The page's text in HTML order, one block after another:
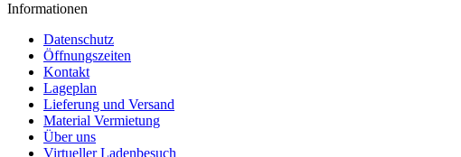
Informationen
Datenschutz
Öffnungszeiten
Kontakt
Lageplan
Lieferung und Versand
Material Vermietung
Über uns
Virtueller Ladenbesuch